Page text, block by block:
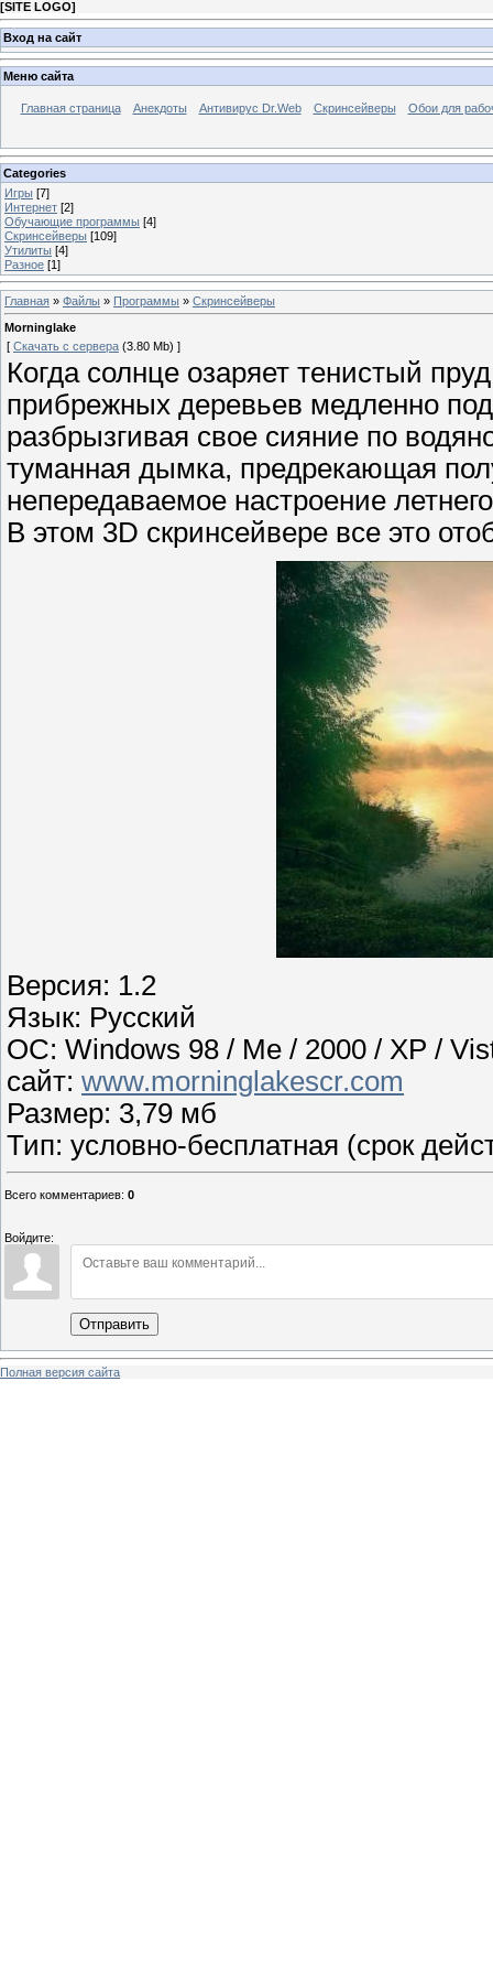
[SITE LOGO]
Вход на сайт
Меню сайта
Главная страница Анекдоты Антивирус Dr.Web Скринсейверы Обои для
Categories
Игры [7]
Интернет [2]
Обучающие программы [4]
Скринсейверы [109]
Утилиты [4]
Разное [1]
Главная » Файлы » Программы » Скринсейверы
Morninglake
[ Скачать с сервера (3.80 Mb) ]
Когда солнце озаряет тенистый
прибрежных деревьев медленно
разбрызгивая свое сияние по
туманная дымка, предрекающая
непередаваемое настроение
В этом 3D скринсейвере все это
Версия: 1.2
Язык: Русский
OС: Windows 98 / Me / 2000 / XP /
сайт: www.morninglakescr.com
Размер: 3,79 мб
Тип: условно-бесплатная (срок
Всего комментариев: 0
Войдите:
Отправить
Полная версия сайта